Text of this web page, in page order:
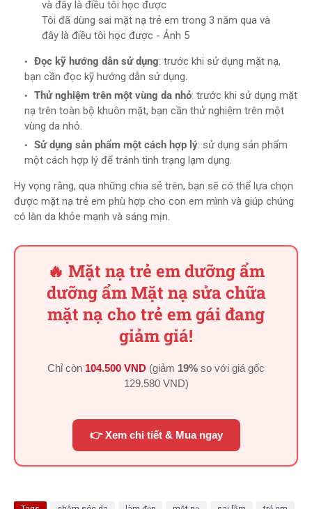
Tôi đã dùng sai mặt nạ trẻ em trong 3 năm qua và
đây là điều tôi học được - Ảnh 5
Đọc kỹ hướng dẫn sử dụng: trước khi sử dụng mặt nạ,
bạn cần đọc kỹ hướng dẫn sử dụng.
Thử nghiệm trên một vùng da nhỏ: trước khi sử dụng mặt
nạ trên toàn bộ khuôn mặt, bạn cần thử nghiệm trên một
vùng da nhỏ.
Sử dụng sản phẩm một cách hợp lý: sử dụng sản phẩm
một cách hợp lý để tránh tình trạng lạm dụng.
Hy vọng rằng, qua những chia sẻ trên, bạn sẽ có thể lựa chọn
được mặt nạ trẻ em phù hợp cho con em mình và giúp chúng
có làn da khỏe mạnh và sáng mịn.
🔥 Mặt nạ trẻ em dưỡng ẩm
dưỡng ẩm Mặt nạ sửa chữa
mặt nạ cho trẻ em gái đang
giảm giá!
Chỉ còn 104.500 VND (giảm 19% so với giá gốc
129.580 VND)
👉 Xem chi tiết & Mua ngay